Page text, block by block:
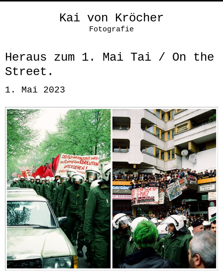
Kai von Kröcher
Fotografie
Heraus zum 1. Mai Tai / On the
Street.
1. Mai 2023